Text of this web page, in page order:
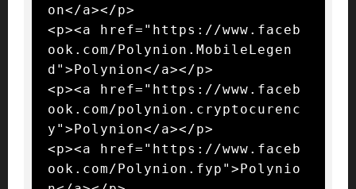
on</a></p>
<p><a href="https://www.faceb
ook.com/Polynion.MobileLegen
d">Polynion</a></p>
<p><a href="https://www.faceb
ook.com/polynion.cryptocurenc
y">Polynion</a></p>
<p><a href="https://www.faceb
ook.com/Polynion.fyp">Polynio